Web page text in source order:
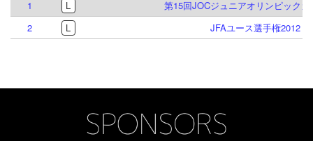
1
L
第15回JOCジュニアオリンピックカ
2
L JFAユース選手権2012